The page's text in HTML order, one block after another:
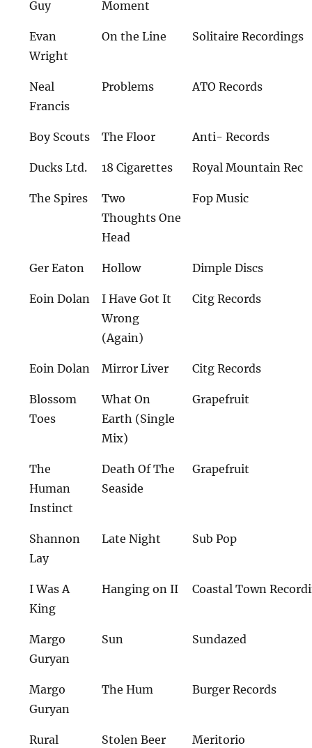
Guy Moment
Evan
Wright
On the Line Solitaire Recordings
Neal
Francis
Problems ATO Records
Boy Scouts The Floor Anti- Records
Ducks Ltd. 18 Cigarettes Royal Mountain Rec
The Spires
Two
Thoughts One
Head
Fop Music
Ger Eaton Hollow Dimple Discs
Eoin Dolan
I Have Got It
Wrong
(Again)
Citg Records
Eoin Dolan Mirror Liver Citg Records
Blossom
Toes
What On
Earth (Single
Mix)
Grapefruit
The
Human
Instinct
Death Of The
Seaside
Grapefruit
Shannon
Lay
Late Night Sub Pop
I Was A
King
Hanging on II Coastal Town
Margo
Guryan
Sun Sundazed
Margo
Guryan
The Hum Burger Records
Rural
Stolen Beer Meritorio